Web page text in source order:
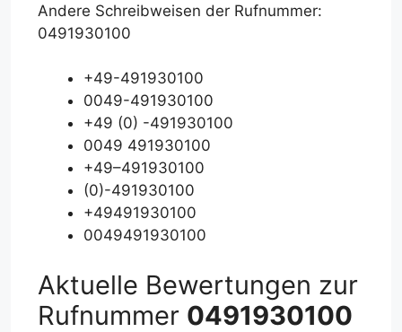
Andere Schreibweisen der Rufnummer:
0491930100
+49-491930100
0049-491930100
+49 (0) -491930100
0049 491930100
+49–491930100
(0)-491930100
+49491930100
0049491930100
Aktuelle Bewertungen zur
Rufnummer 0491930100